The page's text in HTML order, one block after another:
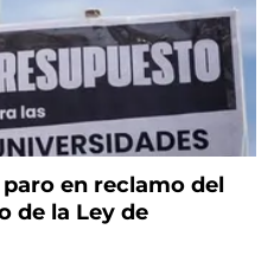
en reclamo del
de la Ley de